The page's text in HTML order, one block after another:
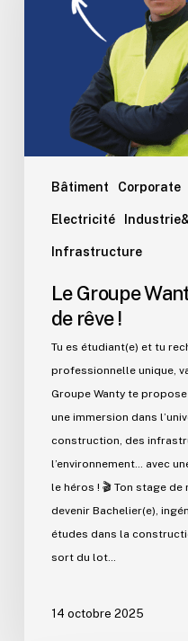
Bâtiment Corporate
Electricité
Infrastructure
Le Groupe
de rêve !
Tu es étudiant(e) et tu
professionnelle unique,
Groupe Wanty te
une immersion dans
construction, des
l’environnement… avec
le héros ! 🎬 Ton stage de
devenir Bachelier(e),
études dans la
sort du lot…
14 octobre 2025